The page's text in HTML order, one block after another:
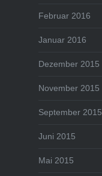
Februar 2016
Januar 2016
Dezember 2015
November 2015
September 2015
Juni 2015
Mai 2015